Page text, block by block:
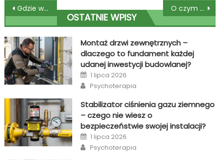
Nawigacja
wpisu
Gdzie wykonać profesjonalne usg kolana dąbrowa górnicza? O czym musi pamiętać producent mebli biurowych?
OSTATNIE WPISY
Montaż drzwi zewnętrznych –
dlaczego to fundament każdej
udanej inwestycji budowlanej?
Posted
on
1 lipca 2026
Author
Psychoterapia
Stabilizator ciśnienia gazu ziemnego
– czego nie wiesz o
bezpieczeństwie swojej instalacji?
Posted
on
1 lipca 2026
Author
Psychoterapia